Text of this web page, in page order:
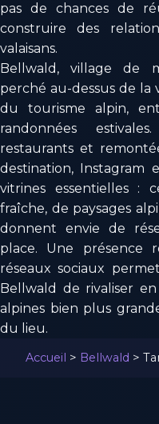
pas de chances de
construire des
valaisans.
Bellwald, village de
perché au-dessus de
du tourisme alpin,
randonnées
restaurants et
destination, Instagram
vitrines essentielles :
fraîche, de paysages
donnent envie de
place. Une présence
réseaux sociaux
Bellwald de rivaliser
alpines bien plus
du lieu.
Accueil > Bellwald >